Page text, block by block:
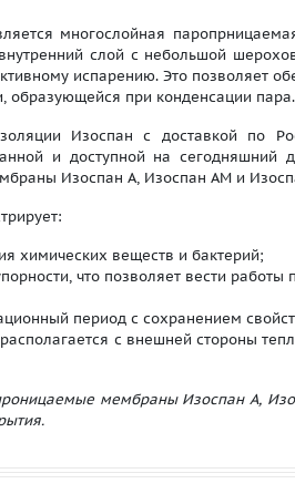
многослойная
слой с небольшой
испарению. Это позволяет
образующейся при конденсации пара.
Изоспан с доставкой по
и доступной на сегодняшний
Изоспан А, Изоспан АМ и
химических веществ и бактерий;
что позволяет вести
период с сохранением
с внешней стороны
мембраны Изоспан А,